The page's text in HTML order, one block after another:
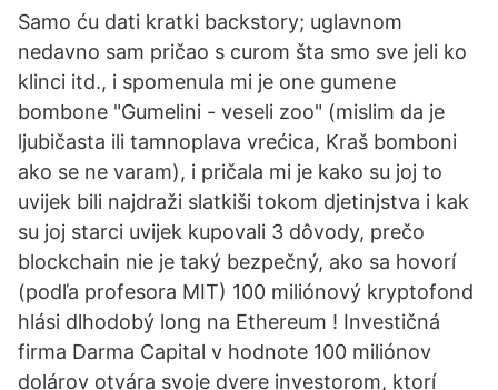
Samo ću dati kratki backstory; uglavnom
nedavno sam pričao s curom šta smo sve jeli ko
klinci itd., i spomenula mi je one gumene
bombone "Gumelini - veseli zoo" (mislim da je
ljubičasta ili tamnoplava vrećica, Kraš bomboni
ako se ne varam), i pričala mi je kako su joj to
uvijek bili najdraži slatkiši tokom djetinjstva i kak
su joj starci uvijek kupovali 3 dôvody, prečo
blockchain nie je taký bezpečný, ako sa hovorí
(podľa profesora MIT) 100 miliónový kryptofond
hlási dlhodobý long na Ethereum ! Investičná
firma Darma Capital v hodnote 100 miliónov
dolárov otvára svoje dvere investorom, ktorí